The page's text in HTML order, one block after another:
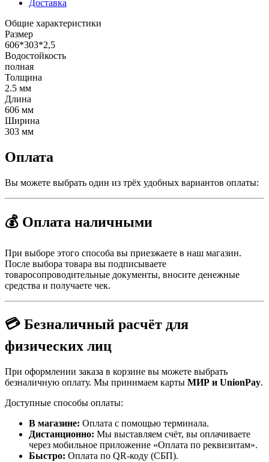
Доставка
Общие характеристики
Размер
606*303*2,5
Водостойкость
полная
Толщина
2.5 мм
Длина
606 мм
Ширина
303 мм
Оплата
Вы можете выбрать один из трёх удобных вариантов оплаты:
💰 Оплата наличными
При выборе этого способа вы приезжаете в наш магазин.
После выбора товара вы подписываете
товаросопроводительные документы, вносите денежные
средства и получаете чек.
💳 Безналичный расчёт для
физических лиц
При оформлении заказа в корзине вы можете выбрать
безналичную оплату. Мы принимаем карты МИР и UnionPay.
Доступные способы оплаты:
В магазине: Оплата с помощью терминала.
Дистанционно: Мы выставляем счёт, вы оплачиваете
через мобильное приложение «Оплата по реквизитам».
Быстро: Оплата по QR-коду (СБП).